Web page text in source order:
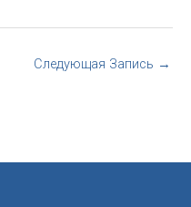
Следующая Запись →